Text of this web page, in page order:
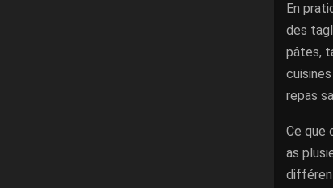
En
des
pâtes,
repas
Ce que
as